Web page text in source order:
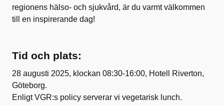
regionens hälso- och sjukvård, är du varmt välkommen
till en inspirerande dag!
Tid och plats:
28 augusti 2025, klockan 08:30-16:00, Hotell Riverton,
Göteborg.
Enligt VGR:s policy serverar vi vegetarisk lunch.